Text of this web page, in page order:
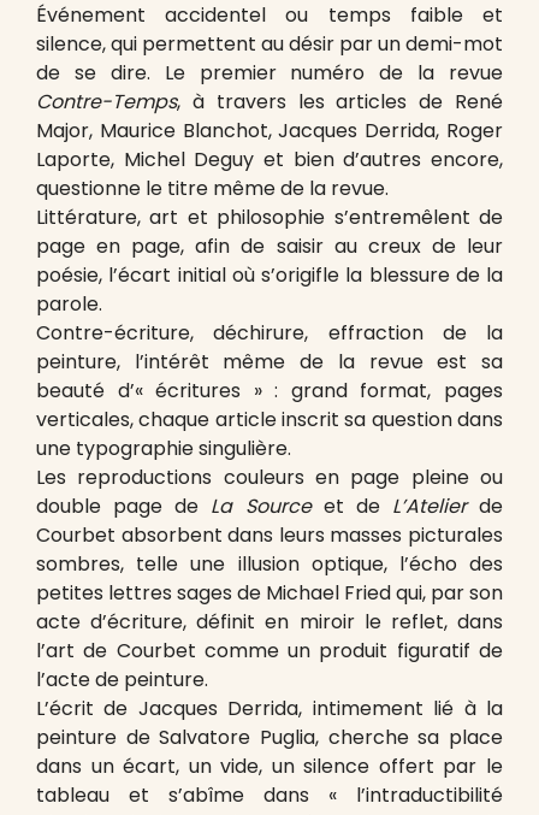
Événement accidentel ou temps faible et
silence, qui permettent au désir par un demi-mot
de se dire. Le premier numéro de la revue
Contre-Temps, à travers les articles de René
Major, Maurice Blanchot, Jacques Derrida, Roger
Laporte, Michel Deguy et bien d’autres encore,
questionne le titre même de la revue.
Littérature, art et philosophie s’entremêlent de
page en page, afin de saisir au creux de leur
poésie, l’écart initial où s’origifle la blessure de la
parole.
Contre-écriture, déchirure, effraction de la
peinture, l’intérêt même de la revue est sa
beauté d’« écritures » : grand format, pages
verticales, chaque article inscrit sa question dans
une typographie singulière.
Les reproductions couleurs en page pleine ou
double page de La Sourceet de L’Atelierde
Courbet absorbent dans leurs masses picturales
sombres, telle une illusion optique, l’écho des
petites lettres sages de Michael Fried qui, par son
acte d’écriture, définit en miroir le reflet, dans
l’art de Courbet comme un produit figuratif de
l’acte de peinture.
L’écrit de Jacques Derrida, intimement lié à la
peinture de Salvatore Puglia, cherche sa place
dans un écart, un vide, un silence offert par le
tableau et s’abîme dans « l’intraductibilité